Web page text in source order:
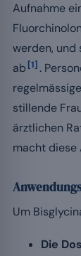
Aufnahme
werden, und
ab [1] .
stillende
ärztlichen
macht diese
Um
Die